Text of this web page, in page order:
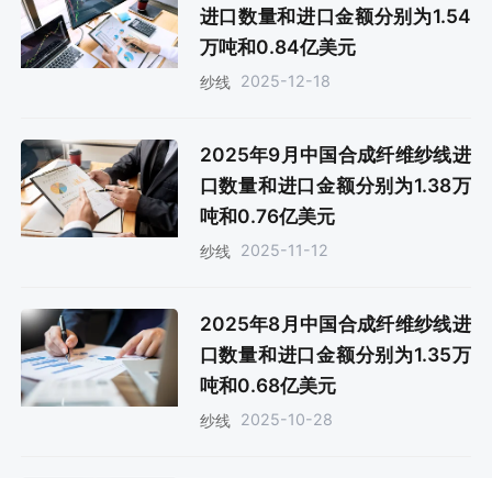
进口数量和进口金额分别为1.54
万吨和0.84亿美元
纱线 2025-12-18
2025年9月中国合成纤维纱线进
口数量和进口金额分别为1.38万
吨和0.76亿美元
纱线 2025-11-12
2025年8月中国合成纤维纱线进
口数量和进口金额分别为1.35万
吨和0.68亿美元
纱线 2025-10-28